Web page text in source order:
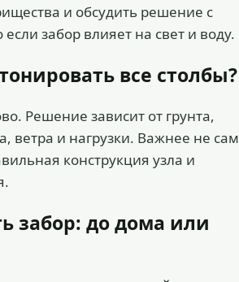
и обсудить решение с
забор влияет на свет и воду.
все столбы?
Решение зависит от грунта,
ветра и нагрузки. Важнее не сам
конструкция узла и
забор: до дома или